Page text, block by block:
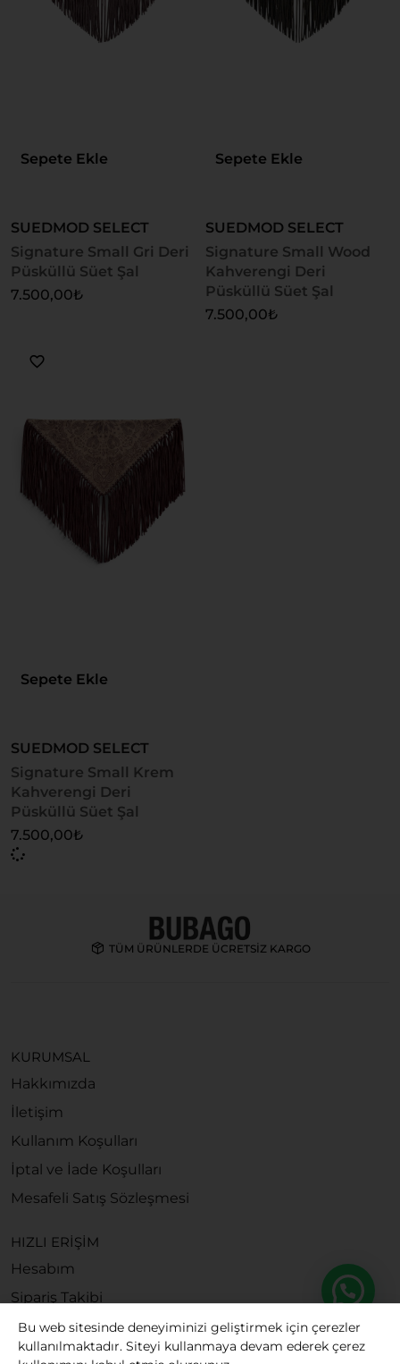
Sepete Ekle
SUEDMOD SELECT
Signature Small Gri Deri
Püsküllü Süet Şal
7.500,00₺
Sepete Ekle
SUEDMOD SELECT
Signature Small Wood
Kahverengi Deri
Püsküllü Süet Şal
7.500,00₺
Sepete Ekle
SUEDMOD SELECT
Signature Small Krem
Kahverengi Deri
Püsküllü Süet Şal
7.500,00₺
TÜM ÜRÜNLERDE ÜCRETSİZ KARGO
KURUMSAL
Hakkımızda
İletişim
Kullanım Koşulları
İptal ve İade Koşulları
Mesafeli Satış Sözleşmesi
HIZLI ERİŞİM
Hesabım
Sipariş Takibi
Bu web sitesinde deneyiminizi geliştirmek için çerezler
kullanılmaktadır. Siteyi kullanmaya devam ederek çerez